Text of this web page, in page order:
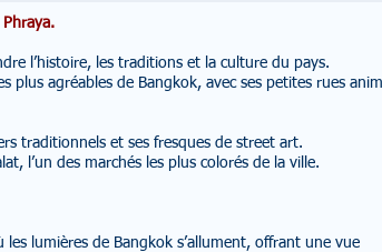
l’histoire, les traditions et la culture du pays.
agréables de Bangkok, avec ses petites rues
traditionnels et ses fresques de street art.
l’un des marchés les plus colorés de la ville.
lumières de Bangkok s’allument, offrant une vue